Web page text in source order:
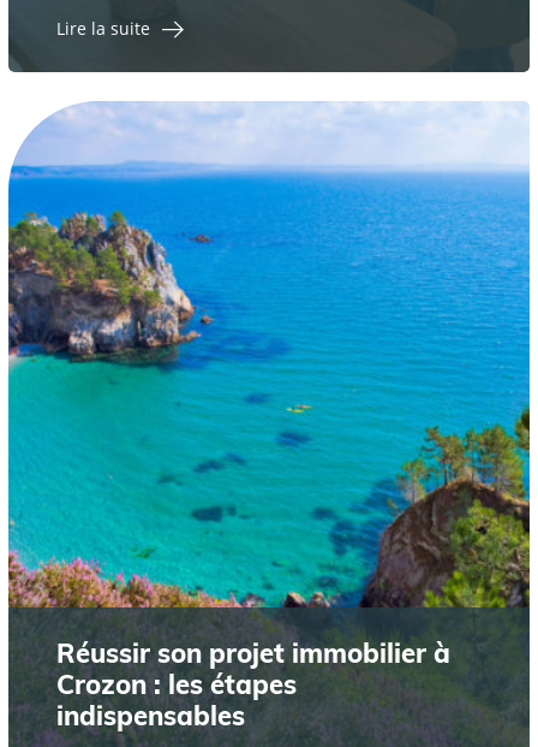
Lire la suite
Réussir son projet immobilier à
Crozon : les étapes
indispensables